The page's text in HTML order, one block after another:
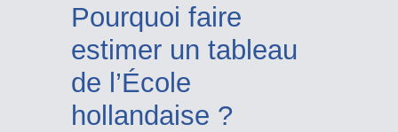
Pourquoi faire
estimer un tableau
de l’École
hollandaise ?